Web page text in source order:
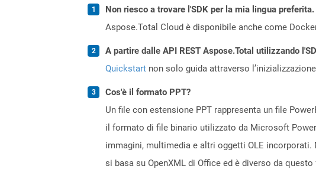
Non riesco a trovare l'SDK per la mia lingua
Aspose.Total Cloud è disponibile anche come
A partire dalle API REST Aspose.Total utilizzando
Quickstart non solo guida attraverso
Cos'è il formato PPT?
Un file con estensione PPT rappresenta un file
il formato di file binario utilizzato da Microsoft
immagini, multimedia e altri oggetti OLE
si basa su OpenXML di Office ed è diverso da